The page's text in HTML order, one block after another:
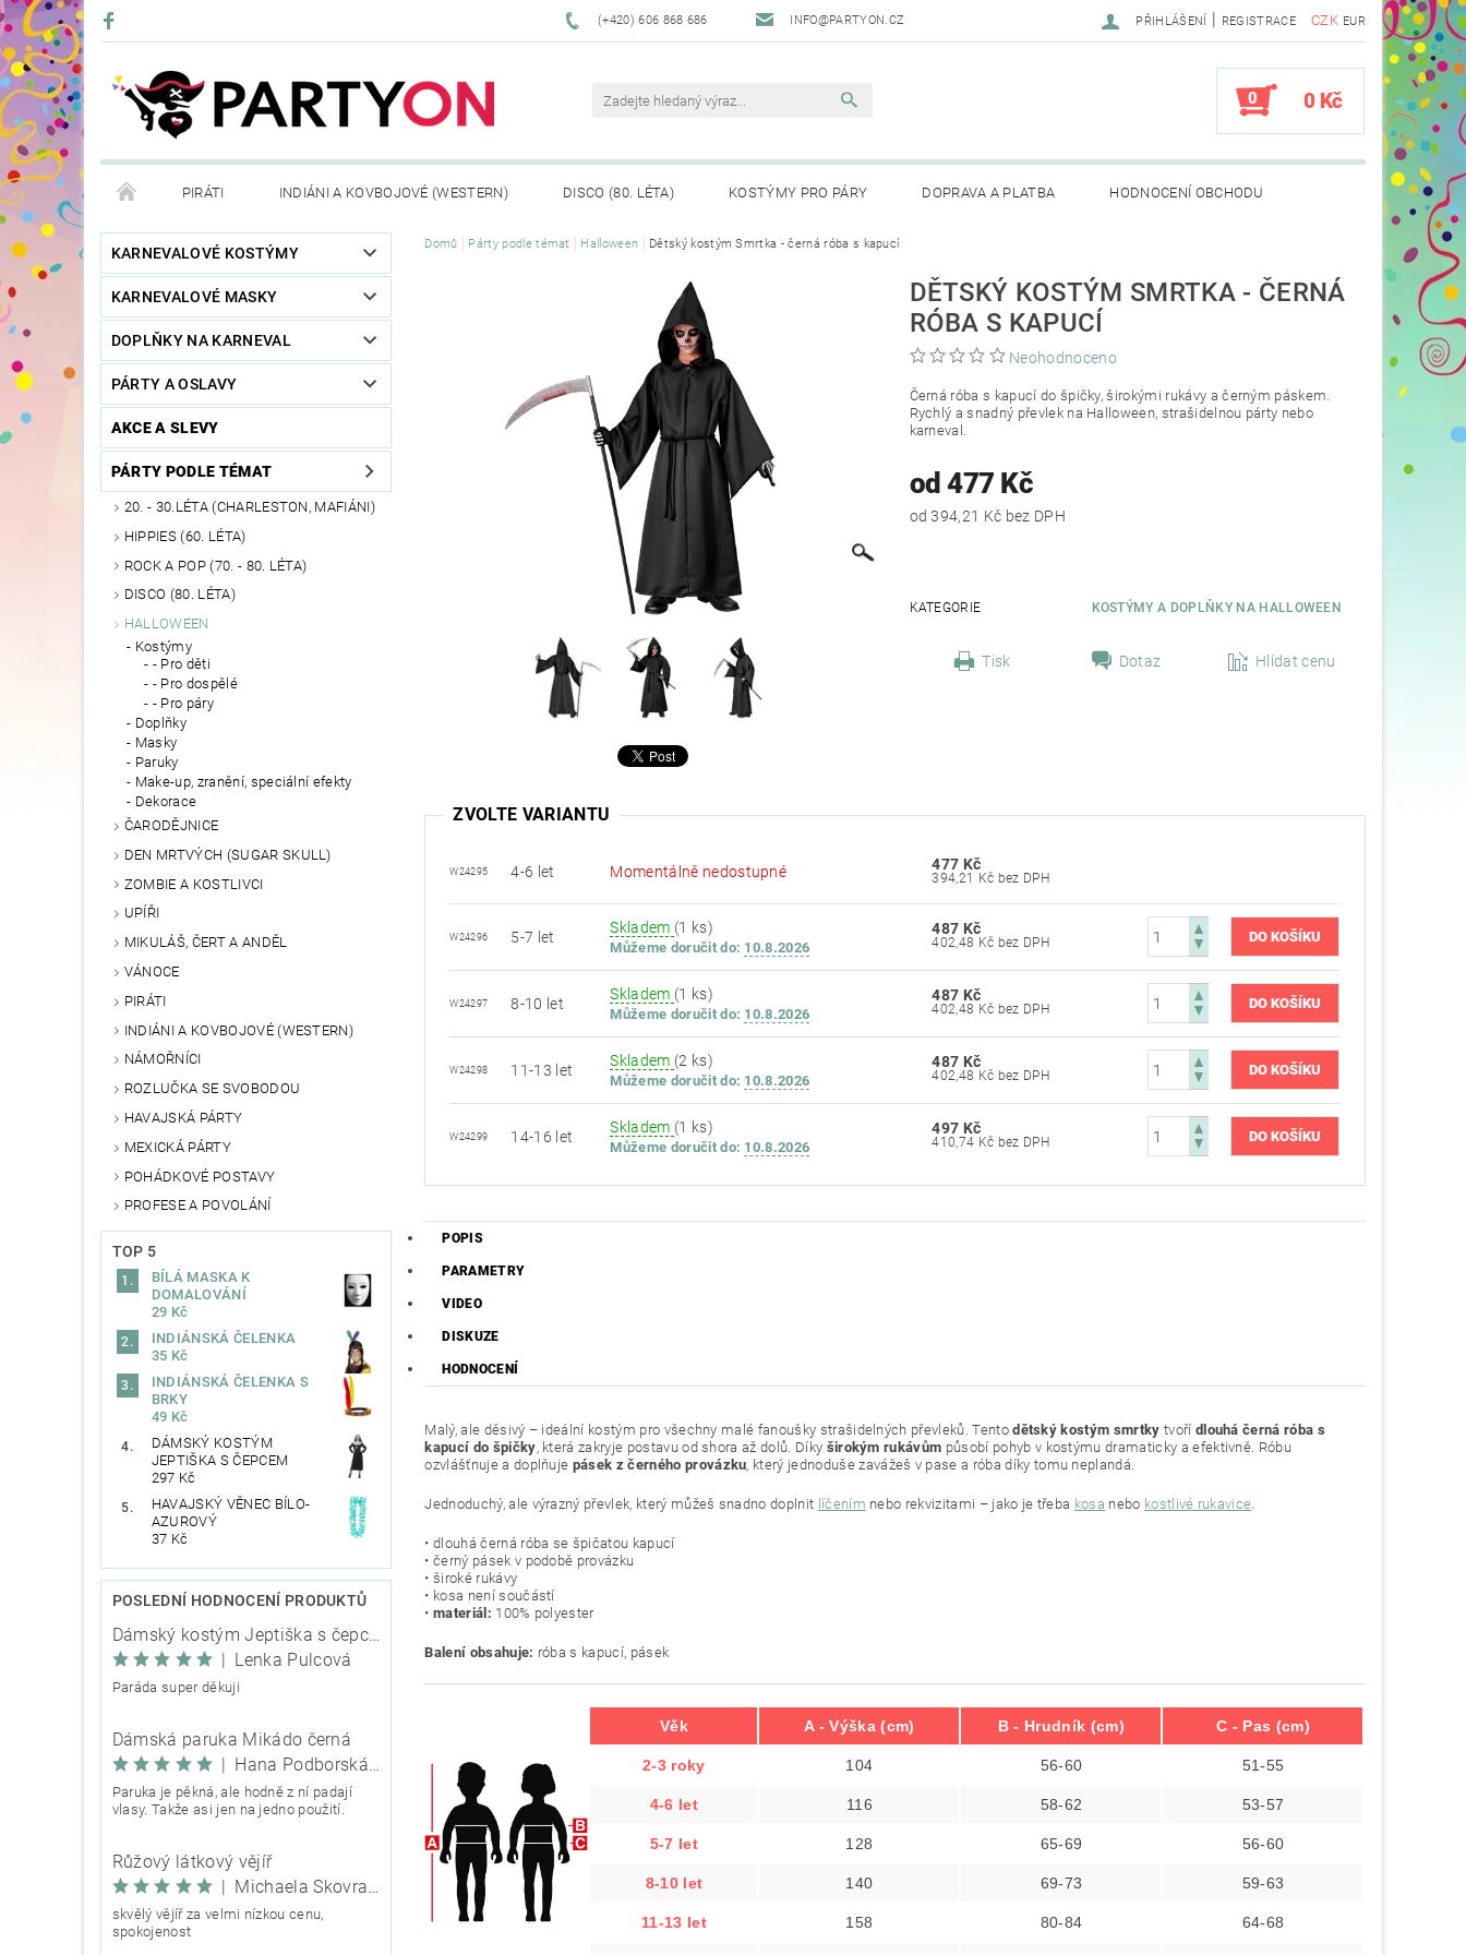
(+420) 606 868 686 INFO@PARTYON.CZ CZK EUR
PŘIHLÁŠENÍ | REGISTRACE
0 0 Kč
PIRÁTI INDIÁNI A KOVBOJOVÉ (WESTERN) DISCO (80. LÉTA) KOSTÝMY PRO PÁRY DOPRAVA A PLATBA HODNOCENÍ OBCHODU
KONTAKTY OBCHODNÍ PODMÍNKY VRÁCENÍ ZBOŽÍ REKLAMACE
KARNEVALOVÉ KOSTÝMY
KARNEVALOVÉ MASKY
DOPLŇKY NA KARNEVAL
PÁRTY A OSLAVY
AKCE A SLEVY
PÁRTY PODLE TÉMAT
20. - 30.LÉTA (CHARLESTON, MAFIÁNI)
HIPPIES (60. LÉTA)
ROCK A POP (70. - 80. LÉTA)
DISCO (80. LÉTA)
HALLOWEEN
Kostýmy
- Pro děti
- Pro dospělé
- Pro páry
Doplňky
Masky
Paruky
Make-up, zranění, speciální efekty
Dekorace
ČARODĚJNICE
DEN MRTVÝCH (SUGAR SKULL)
ZOMBIE A KOSTLIVCI
UPÍŘI
MIKULÁŠ, ČERT A ANDĚL
VÁNOCE
PIRÁTI
INDIÁNI A KOVBOJOVÉ (WESTERN)
NÁMOŘNÍCI
ROZLUČKA SE SVOBODOU
HAVAJSKÁ PÁRTY
MEXICKÁ PÁRTY
POHÁDKOVÉ POSTAVY
PROFESE A POVOLÁNÍ
TOP 5
BÍLÁ MASKA K
DOMALOVÁNÍ
29 Kč
INDIÁNSKÁ ČELENKA
35 Kč
INDIÁNSKÁ ČELENKA S
BRKY
49 Kč
DÁMSKÝ KOSTÝM
JEPTIŠKA S ČEPCEM
297 Kč
HAVAJSKÝ VĚNEC BÍLO-
AZUROVÝ
37 Kč
POSLEDNÍ HODNOCENÍ PRODUKTŮ
Dámský kostým Jeptiška s čepcem
Lenka Pulcová
Paráda super děkuji
Dámská paruka Mikádo černá
Hana Podborská TRIXIE
Paruka je pěkná, ale hodně z ní padají
vlasy. Takže asi jen na jedno použití.
Růžový látkový vějíř
Michaela Škovranová
skvělý vějíř za velmi nízkou cenu,
spokojenost
Domů Párty podle témat Halloween Dětský kostým Smrtka - černá róba s kapucí
DĚTSKÝ KOSTÝM SMRTKA - ČERNÁ
RÓBA S KAPUCÍ
Neohodnoceno
Černá róba s kapucí do špičky, širokými rukávy a černým páskem.
Rychlý a snadný převlek na Halloween, strašidelnou párty nebo
karneval.
od 477 Kč
od 394,21 Kč bez DPH
KATEGORIE KOSTÝMY A DOPLŇKY NA HALLOWEEN
Tisk Dotaz Hlídat cenu
ZVOLTE VARIANTU
W24295 4-6 let Momentálně nedostupné 477 Kč
394,21 Kč bez DPH
W24296 5-7 let
Skladem (1 ks)
Můžeme doručit do: 10.8.2026
487 Kč
402,48 Kč bez DPH
W24297 8-10 let
Skladem (1 ks)
Můžeme doručit do: 10.8.2026
487 Kč
402,48 Kč bez DPH
W24298 11-13 let
Skladem (2 ks)
Můžeme doručit do: 10.8.2026
487 Kč
402,48 Kč bez DPH
W24299 14-16 let
Skladem (1 ks)
Můžeme doručit do: 10.8.2026
497 Kč
410,74 Kč bez DPH
POPIS
PARAMETRY
VIDEO
DISKUZE
HODNOCENÍ
Malý, ale děsivý – ideální kostým pro všechny malé fanoušky strašidelných převleků. Tentodětský kostým smrtky tvoří dlouhá černá róba s
kapucí do špičky, která zakryje postavu od shora až dolů. Díky širokým rukávům působí pohyb v kostýmu dramaticky a efektivně. Róbu
ozvlášťnuje a doplňuje pásek z černého provázku, který jednoduše zavážeš v pase a róba díky tomu neplandá.
Jednoduchý, ale výrazný převlek, který můžeš snadno doplnit líčením nebo rekvizitami – jako je třeba kosa nebo kostlivé rukavice.
• dlouhá černá róba se špičatou kapucí
• černý pásek v podobě provázku
• široké rukávy
• kosa není součástí
•materiál: 100% polyester
Balení obsahuje: róba s kapucí, pásek
Věk A - Výška (cm) B - Hrudník (cm) C - Pas (cm)
2-3 roky 104 56-60 51-55
4-6 let 116 58-62 53-57
5-7 let 128 65-69 56-60
8-10 let 140 69-73 59-63
11-13 let 158 80-84 64-68